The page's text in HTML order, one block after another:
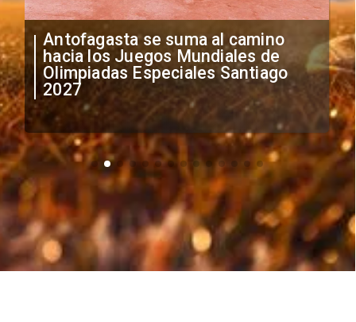
"Falta de profesionalismo": Sifup
anuncia medidas por situación
irregular de futbolistas
extranjeros